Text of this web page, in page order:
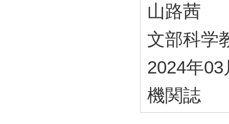
山路茜
文部科
2024年03
機関誌